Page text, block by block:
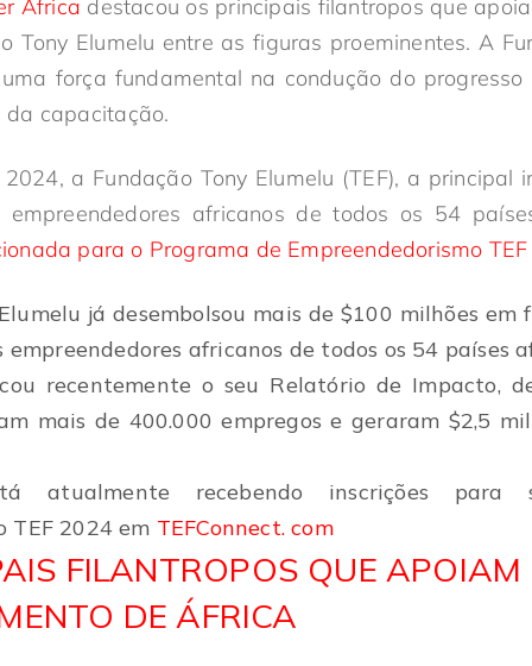
África destacou os principais filantropos que
Tony Elumelu entre as figuras proeminentes. A
força fundamental na condução do
da capacitação.
a Fundação Tony Elumelu (TEF), a principal
africanos de todos os 54
para o Programa de Empreendedorismo
já desembolsou mais de $100 milhões
africanos de todos os 54 países
recentemente o seu Relatório de Impacto,
mais de 400.000 empregos e geraram $2,5
atualmente recebendo inscrições para
TEF 2024 em TEFConnect. com
FILANTROPOS QUE APOIAM
DE ÁFRICA